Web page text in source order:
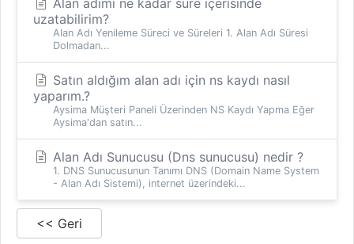
Alan adımı ne kadar süre içerisinde
uzatabilirim?
Alan Adı Yenileme Süreci ve Süreleri 1. Alan Adı Süresi
Dolmadan...
Satın aldığım alan adı için ns kaydı nasıl
yaparım.?
Aysima Müşteri Paneli Üzerinden NS Kaydı Yapma Eğer
Aysima'dan satın...
Alan Adı Sunucusu (Dns sunucusu) nedir ?
1. DNS Sunucusunun Tanımı DNS (Domain Name System
- Alan Adı Sistemi), internet üzerindeki...
<< Geri